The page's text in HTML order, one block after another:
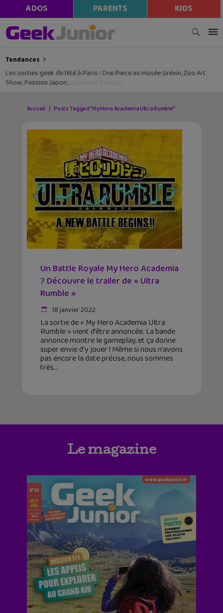
ADOS PARENTS KIDS
Tendances
Les sorties geek de l’été à Paris : One Piece au musée Grévin, Zoo Art
Show, Passion Japon…
Accueil Posts Tagged "My Hero Academia Ultra Rumble"
Un Battle Royale My Hero Academia
? Découvre le trailer de « Ultra
Rumble »
18 janvier 2022
La sortie de « My Hero Academia Ultra
Rumble » vient d’être annoncée. La bande
annonce montre le gameplay, et ça donne
super envie d'y jouer ! Même si nous n’avons
pas encore la date précise, nous sommes
très
Le magazine